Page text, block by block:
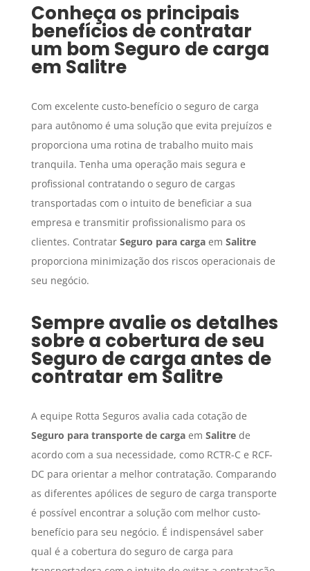
Conheça os principais
benefícios de contratar
um bom Seguro de carga
em Salitre
Com excelente custo-benefício o seguro de carga
para autônomo é uma solução que evita prejuízos e
proporciona uma rotina de trabalho muito mais
tranquila. Tenha uma operação mais segura e
profissional contratando o seguro de cargas
transportadas com o intuito de beneficiar a sua
empresa e transmitir profissionalismo para os
clientes. Contratar Seguro para cargaem Salitre
proporciona minimização dos riscos operacionais de
seu negócio.
Sempre avalie os detalhes
sobre a cobertura de seu
Seguro de carga antes de
contratar em Salitre
A equipe Rotta Seguros avalia cada cotação de
Seguro para transporte de cargaem Salitrede
acordo com a sua necessidade, como RCTR-C e RCF-
DC para orientar a melhor contratação. Comparando
as diferentes apólices de seguro de carga transporte
é possível encontrar a solução com melhor custo-
benefício para seu negócio. É indispensável saber
qual é a cobertura do seguro de carga para